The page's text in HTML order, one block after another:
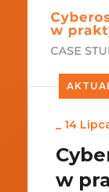
_ 14
w